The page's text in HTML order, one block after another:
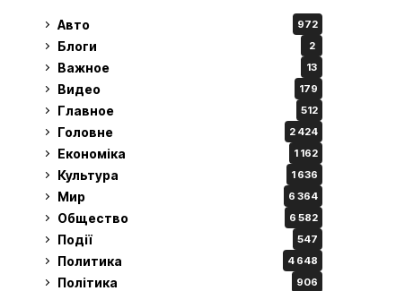
Авто 972
Блоги 2
Важное 13
Видео 179
Главное 512
Головне 2 424
Економіка 1 162
Культура 1 636
Мир 6 364
Общество 6 582
Події 547
Политика 4 648
Політика 906